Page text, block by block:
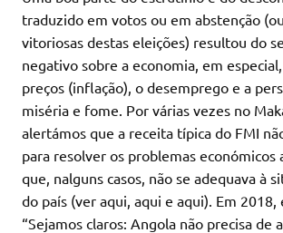
traduzido em votos ou em abstenção
vitoriosas destas eleições) resultou do
negativo sobre a economia, em
preços (inflação), o desemprego e a
miséria e fome. Por várias vezes no
alertámos que a receita típica do FMI
para resolver os problemas económicos
que, nalguns casos, não se adequava à
do país (ver aqui, aqui e aqui). Em 2018,
“Sejamos claros: Angola não precisa de